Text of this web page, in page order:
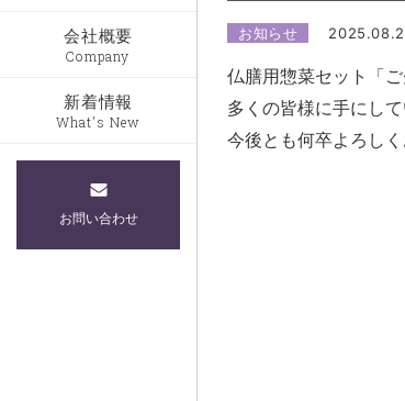
会社概要
Company
新着情報
What's New
お問い合わせ
お知らせ
仏膳用惣菜セット「
多くの皆様に手にし
今後とも何卒よろしく